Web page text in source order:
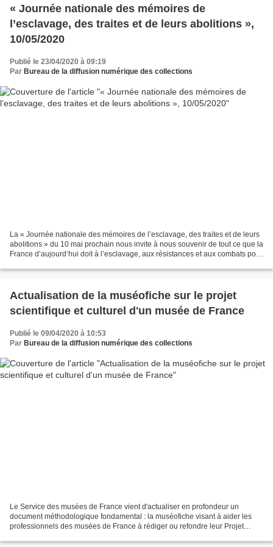
« Journée nationale des mémoires de
l’esclavage, des traites et de leurs abolitions »,
10/05/2020
Publié le 23/04/2020 à 09:19
Par Bureau de la diffusion numérique des collections
La « Journée nationale des mémoires de l’esclavage, des traites et de leurs
abolitions » du 10 mai prochain nous invite à nous souvenir de tout ce que la
France d’aujourd’hui doit à l’esclavage, aux résistances et aux combats pour
Actualisation de la muséofiche sur le projet
scientifique et culturel d'un musée de France
Publié le 09/04/2020 à 10:53
Par Bureau de la diffusion numérique des collections
Le Service des musées de France vient d'actualiser en profondeur un
document méthodologique fondamental : la muséofiche visant à aider les
professionnels des musées de France à rédiger ou refondre leur Projet